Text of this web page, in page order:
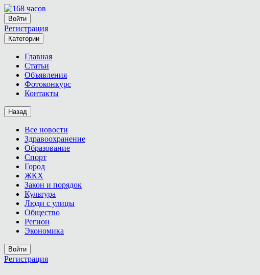
Войти
Регистрация
Категории
Главная
Статьи
Объявления
Фотоконкурс
Контакты
Назад
Все новости
Здравоохранение
Образование
Спорт
Город
ЖКХ
Закон и порядок
Культура
Люди с улицы
Общество
Регион
Экономика
Войти
Регистрация